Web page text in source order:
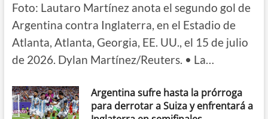
Foto: Lautaro Martínez anota el segundo gol de
Argentina contra Inglaterra, en el Estadio de
Atlanta, Atlanta, Georgia, EE. UU., el 15 de julio
de 2026. Dylan Martínez/Reuters. • La…
Argentina sufre hasta la prórroga
para derrotar a Suiza y enfrentará a